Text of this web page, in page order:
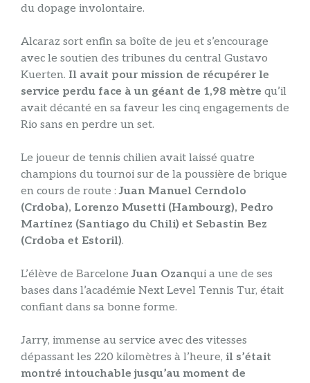
du dopage involontaire.
Alcaraz sort enfin sa boîte de jeu et s’encourage
avec le soutien des tribunes du central Gustavo
Kuerten. Il avait pour mission de récupérer le
service perdu face à un géant de 1,98 mètre qu’il
avait décanté en sa faveur les cinq engagements de
Rio sans en perdre un set.
Le joueur de tennis chilien avait laissé quatre
champions du tournoi sur de la poussière de brique
en cours de route : Juan Manuel Cerndolo
(Crdoba), Lorenzo Musetti (Hambourg), Pedro
Martínez (Santiago du Chili) et Sebastin Bez
(Crdoba et Estoril).
L’élève de BarceloneJuan Ozanqui a une de ses
bases dans l’académie Next Level Tennis Tur, était
confiant dans sa bonne forme.
Jarry, immense au service avec des vitesses
dépassant les 220 kilomètres à l’heure, il s’était
montré intouchable jusqu’au moment de